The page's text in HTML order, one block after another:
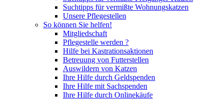
Suchtipps für vermißte Wohnungskatzen
Unsere Pflegestellen
So können Sie helfen!
Mitgliedschaft
Pflegestelle werden ?
Hilfe bei Kastrationsaktionen
Betreuung von Futterstellen
Auswildern von Katzen
Ihre Hilfe durch Geldspenden
Ihre Hilfe mit Sachspenden
Ihre Hilfe durch Onlinekäufe